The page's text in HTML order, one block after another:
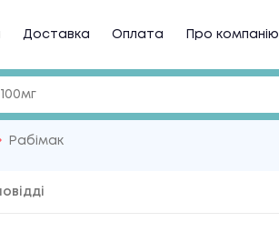
Доставка Оплата Про компанію
Рабімак